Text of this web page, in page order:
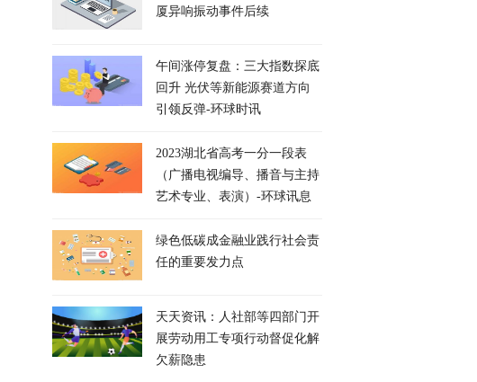
厦异响振动事件后续
午间涨停复盘：三大指数探底
回升 光伏等新能源赛道方向
引领反弹-环球时讯
2023湖北省高考一分一段表
（广播电视编导、播音与主持
艺术专业、表演）-环球讯息
绿色低碳成金融业践行社会责
任的重要发力点
天天资讯：人社部等四部门开
展劳动用工专项行动督促化解
欠薪隐患